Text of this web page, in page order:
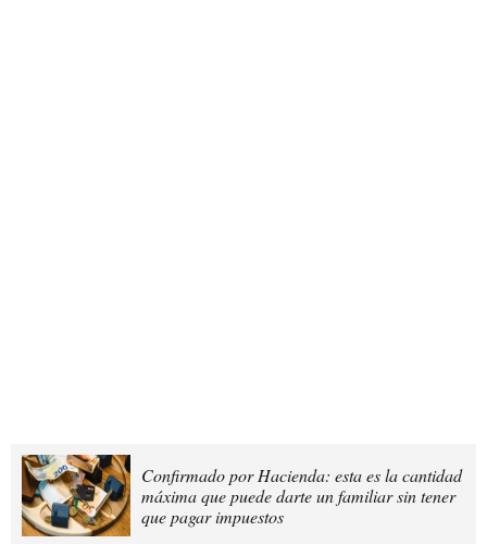
Confirmado por Hacienda: esta es la cantidad
máxima que puede darte un familiar sin tener
que pagar impuestos